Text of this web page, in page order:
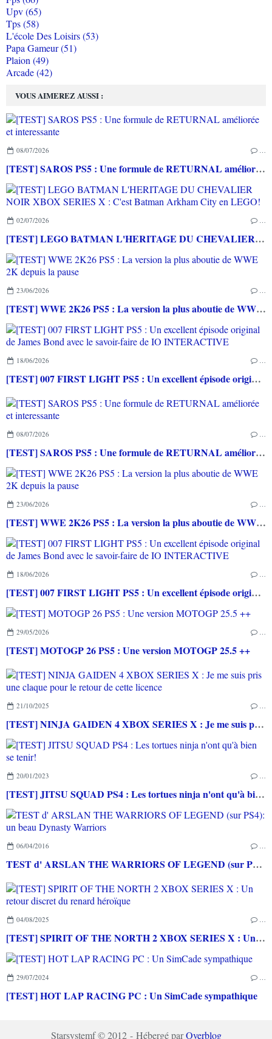
VOUS AIMEREZ AUSSI :
08/07/2026 …
[TEST] SAROS PS5 : Une formule de RETURNAL améliorée et interessante
02/07/2026 …
[TEST] LEGO BATMAN L'HERITAGE DU CHEVALIER NOIR XBOX SERIES X : C'est Batman Arkham City en LEGO!
23/06/2026 …
[TEST] WWE 2K26 PS5 : La version la plus aboutie de WWE 2K depuis la pause
18/06/2026 …
[TEST] 007 FIRST LIGHT PS5 : Un excellent épisode original de James Bond avec le savoir-faire de IO INTERACTIVE
08/07/2026 …
[TEST] SAROS PS5 : Une formule de RETURNAL améliorée et interessante
23/06/2026 …
[TEST] WWE 2K26 PS5 : La version la plus aboutie de WWE 2K depuis la pause
18/06/2026 …
[TEST] 007 FIRST LIGHT PS5 : Un excellent épisode original de James Bond avec le savoir-faire de IO INTERACTIVE
29/05/2026 …
[TEST] MOTOGP 26 PS5 : Une version MOTOGP 25.5 ++
21/10/2025 …
[TEST] NINJA GAIDEN 4 XBOX SERIES X : Je me suis pris une claque pour le retour de cette licence
20/01/2023 …
[TEST] JITSU SQUAD PS4 : Les tortues ninja n'ont qu'à bien se tenir!
06/04/2016 …
TEST d' ARSLAN THE WARRIORS OF LEGEND (sur PS4): un beau Dynasty Warriors
04/08/2025 …
[TEST] SPIRIT OF THE NORTH 2 XBOX SERIES X : Un retour discret du renard héroïque
29/07/2024 …
[TEST] HOT LAP RACING PC : Un SimCade sympathique
Upv (65)
Tps (58)
L'école Des Loisirs (53)
Papa Gameur (51)
Plaion (49)
Arcade (42)
Starsystemf © 2012 - Hébergé parOverblog